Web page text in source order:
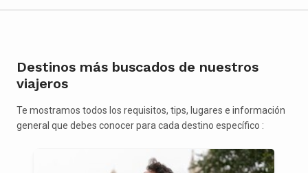
Destinos más buscados de nuestros
viajeros
Te mostramos todos los requisitos, tips, lugares e información
general que debes conocer para cada destino específico :